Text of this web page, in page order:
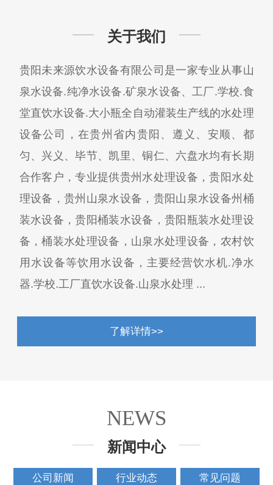
关于我们
贵阳未来源饮水设备有限公司是一家专业从事山
泉水设备.纯净水设备.矿泉水设备、工厂.学校.食
堂直饮水设备.大小瓶全自动灌装生产线的水处理
设备公司，在贵州省内贵阳、遵义、安顺、都
匀、兴义、毕节、凯里、铜仁、六盘水均有长期
合作客户，专业提供贵州水处理设备，贵阳水处
理设备，贵州山泉水设备，贵阳山泉水设备州桶
装水设备，贵阳桶装水设备，贵阳瓶装水处理设
备，桶装水处理设备，山泉水处理设备，农村饮
用水设备等饮用水设备，主要经营饮水机.净水
器.学校.工厂直饮水设备.山泉水处理 ...
了解详情>>
NEWS
新闻中心
公司新闻 行业动态 常见问题